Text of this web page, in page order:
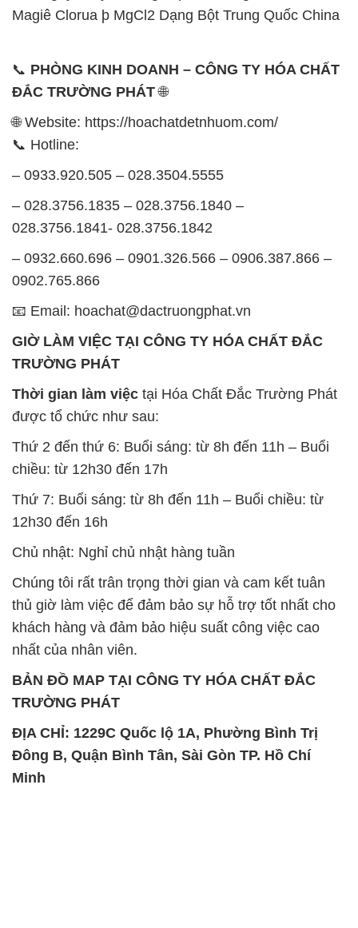
– 028.3756.1835 – 028.3756.1840 –
– 0932.660.696 – 0901.326.566 – 0906.387.866 –
0902.765.866
📧 Email: hoachat@dactruongphat.vn
GIỜ LÀM VIỆC TẠI CÔNG TY HÓA CHẤT ĐẮC
TRƯỜNG PHÁT
Thời gian làm việctại Hóa Chất Đắc Trường Phát
được tổ chức như sau:
Thứ 2 đến thứ 6: Buổi sáng: từ 8h đến 11h – Buổi
chiều: từ 12h30 đến 17h
Thứ 7: Buổi sáng: từ 8h đến 11h – Buổi chiều: từ
Chủ nhật: Nghỉ chủ nhật hàng tuần
Chúng tôi rất trân trọng thời gian và cam kết tuân
thủ giờ làm việc để đảm bảo sự hỗ trợ tốt nhất cho
nhất của nhân viên.
TRƯỜNG PHÁT
Đông B, Quận Bình Tân, Sài Gòn TP. Hồ Chí
Minh